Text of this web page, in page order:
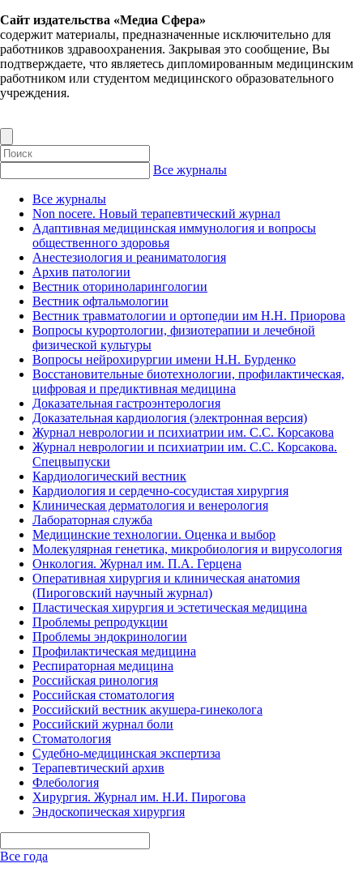
Сайт издательства «Медиа Сфера»
содержит материалы, предназначенные исключительно для
работников здравоохранения. Закрывая это сообщение, Вы
подтверждаете, что являетесь дипломированным медицинским
работником или студентом медицинского образовательного
учреждения.
Все журналы
Все журналы
Non nocere. Новый терапевтический журнал
Адаптивная медицинская иммунология и вопросы
общественного здоровья
Анестезиология и реаниматология
Архив патологии
Вестник оториноларингологии
Вестник офтальмологии
Вестник травматологии и ортопедии им Н.Н. Приорова
Вопросы курортологии, физиотерапии и лечебной
физической культуры
Вопросы нейрохирургии имени Н.Н. Бурденко
Восстановительные биотехнологии, профилактическая,
цифровая и предиктивная медицина
Доказательная гастроэнтерология
Доказательная кардиология (электронная версия)
Журнал неврологии и психиатрии им. С.С. Корсакова
Журнал неврологии и психиатрии им. С.С. Корсакова.
Спецвыпуски
Кардиологический вестник
Кардиология и сердечно-сосудистая хирургия
Клиническая дерматология и венерология
Лабораторная служба
Медицинские технологии. Оценка и выбор
Молекулярная генетика, микробиология и вирусология
Онкология. Журнал им. П.А. Герцена
Оперативная хирургия и клиническая анатомия
(Пироговский научный журнал)
Пластическая хирургия и эстетическая медицина
Проблемы репродукции
Проблемы эндокринологии
Профилактическая медицина
Респираторная медицина
Российская ринология
Российская стоматология
Российский вестник акушера-гинеколога
Российский журнал боли
Стоматология
Судебно-медицинская экспертиза
Терапевтический архив
Флебология
Хирургия. Журнал им. Н.И. Пирогова
Эндоскопическая хирургия
Все года